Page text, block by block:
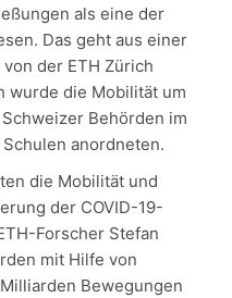
als eine der
Das geht aus einer
der ETH Zürich
wurde die Mobilität um
Behörden im
anordneten.
die Mobilität und
der COVID-19-
Forscher Stefan
mit Hilfe von
Bewegungen